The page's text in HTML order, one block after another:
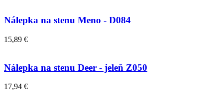
Nálepka na stenu Meno - D084
15,89 €
Nálepka na stenu Deer - jeleň Z050
17,94 €